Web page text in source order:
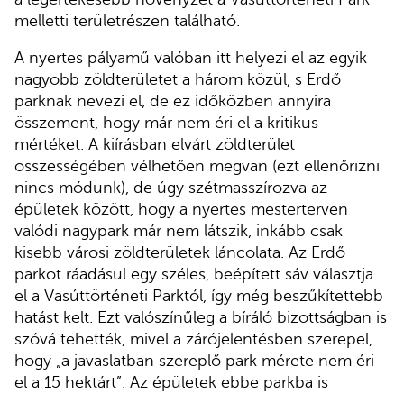
melletti területrészen található.
A nyertes pályamű valóban itt helyezi el az egyik
nagyobb zöldterületet a három közül, s Erdő
parknak nevezi el, de ez időközben annyira
összement, hogy már nem éri el a kritikus
mértéket. A kiírásban elvárt zöldterület
összességében vélhetően megvan (ezt ellenőrizni
nincs módunk), de úgy szétmasszírozva az
épületek között, hogy a nyertes mesterterven
valódi nagypark már nem látszik, inkább csak
kisebb városi zöldterületek láncolata. Az Erdő
parkot ráadásul egy széles, beépített sáv választja
el a Vasúttörténeti Parktól, így még beszűkítettebb
hatást kelt. Ezt valószínűleg a bíráló bizottságban is
szóvá tehették, mivel a zárójelentésben szerepel,
hogy „a javaslatban szereplő park mérete nem éri
el a 15 hektárt”. Az épületek ebbe parkba is